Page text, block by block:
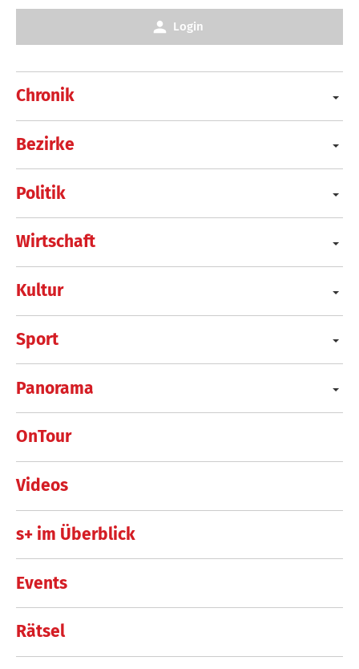
Chronik
Bezirke
Politik
Wirtschaft
Kultur
Sport
Panorama
OnTour
Videos
s+ im Überblick
Events
Rätsel
Login